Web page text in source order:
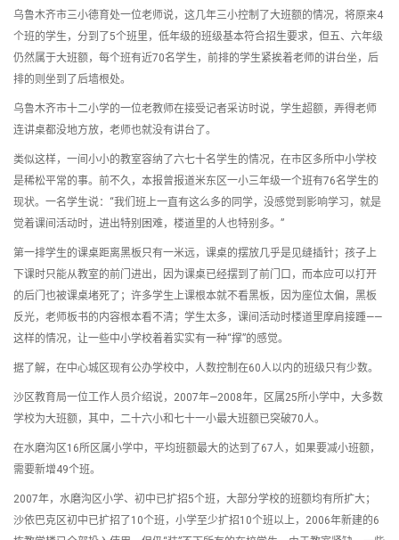
乌鲁木齐市三小德育处一位老师说，这几年三小控制了大班额的情况，将原来4
个班的学生，分到了5个班里，低年级的班级基本符合招生要求，但五、六年级
仍然属于大班额，每个班有近70名学生，前排的学生紧挨着老师的讲台坐，后
排的则坐到了后墙根处。
乌鲁木齐市十二小学的一位老教师在接受记者采访时说，学生超额，弄得老师
连讲桌都没地方放，老师也就没有讲台了。
类似这样，一间小小的教室容纳了六七十名学生的情况，在市区多所中小学校
是稀松平常的事。前不久，本报曾报道米东区一小三年级一个班有76名学生的
现状。一名学生说：“我们班上一直有这么多的同学，没感觉到影响学习，就是
觉着课间活动时，进出特别困难，楼道里的人也特别多。”
第一排学生的课桌距离黑板只有一米远，课桌的摆放几乎是见缝插针；孩子上
下课时只能从教室的前门进出，因为课桌已经摆到了前门口，而本应可以打开
的后门也被课桌堵死了；许多学生上课根本就不看黑板，因为座位太偏，黑板
反光，老师板书的内容根本看不清；学生太多，课间活动时楼道里摩肩接踵——
这样的情况，让一些中小学校着着实实有一种“撑”的感觉。
据了解，在中心城区现有公办学校中，人数控制在60人以内的班级只有少数。
沙区教育局一位工作人员介绍说，2007年—2008年，区属25所小学中，大多数
学校为大班额，其中，二十六小和七十一小最大班额已突破70人。
在水磨沟区16所区属小学中，平均班额最大的达到了67人，如果要减小班额，
需要新增49个班。
2007年，水磨沟区小学、初中已扩招5个班，大部分学校的班额均有所扩大；
沙依巴克区初中已扩招了10个班，小学至少扩招10个班以上，2006年新建的6